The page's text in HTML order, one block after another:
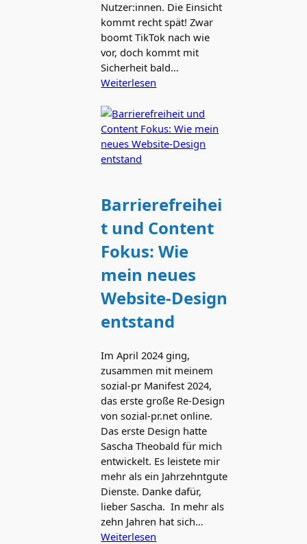
Nutzer:innen. Die Einsicht
kommt recht spät! Zwar
boomt TikTok nach wie
vor, doch kommt mit
Sicherheit bald…
Weiterlesen
Barrierefreihei
t und Content
Fokus: Wie
mein neues
Website-Design
entstand
Im April 2024 ging,
zusammen mit meinem
sozial-pr Manifest 2024,
das erste große Re-Design
von sozial-pr.net online.
Das erste Design hatte
Sascha Theobald für mich
entwickelt. Es leistete mir
mehr als ein Jahrzehntgute
Dienste. Danke dafür,
lieber Sascha. In mehr als
zehn Jahren hat sich…
Weiterlesen